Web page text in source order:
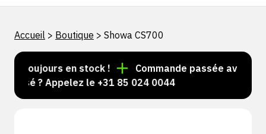
Accueil > Boutique > Showa CS700
toujours en stock !
Commande passée avant 15
? Appelez le +31 85 024 0044